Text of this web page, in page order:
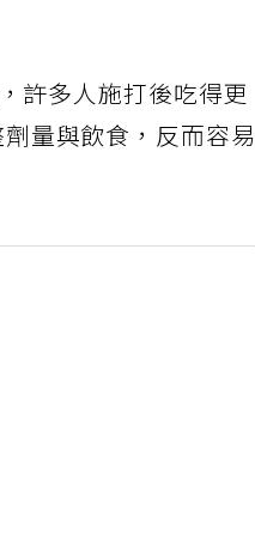
許多人施打後吃得更
量與飲食，反而容易